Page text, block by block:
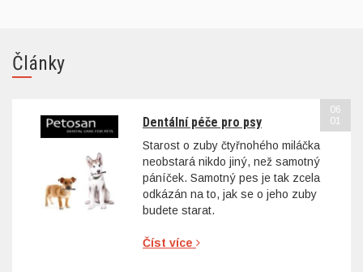
Články
Dentální péče pro psy
Starost o zuby čtyřnohého miláčka
neobstará nikdo jiný, než samotný
páníček. Samotný pes je tak zcela
odkázán na to, jak se o jeho zuby
budete starat.
Číst více
06
01